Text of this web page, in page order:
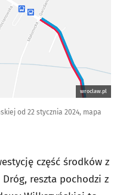
wroclaw.pl
od 22 stycznia 2024, mapa
część środków z
reszta pochodzi z